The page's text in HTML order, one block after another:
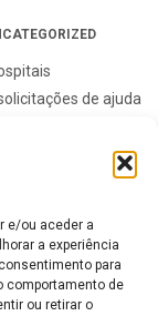
e/ou aceder a
a experiência
para
comportamento de
ou retirar o
de ajuda